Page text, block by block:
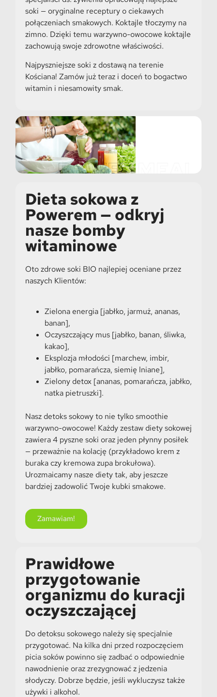
soki — oryginalne receptury o ciekawych
połączeniach smakowych. Koktajle tłoczymy na
zimno. Dzięki temu warzywno-owocowe koktajle
zachowują swoje zdrowotne właściwości.
Najpyszniejsze soki z dostawą na terenie
Kościana! Zamów już teraz i doceń to bogactwo
witamin i niesamowity smak.
Dieta sokowa z
Powerem — odkryj
nasze bomby
witaminowe
Oto zdrowe soki BIO najlepiej oceniane przez
naszych Klientów:
Zielona energia [jabłko, jarmuż, ananas,
banan],
Oczyszczający mus [jabłko, banan, śliwka,
kakao],
Eksplozja młodości [marchew, imbir,
jabłko, pomarańcza, siemię lniane],
Zielony detox [ananas, pomarańcza, jabłko,
natka pietruszki].
Nasz detoks sokowy to nie tylko smoothie
warzywno-owocowe! Każdy zestaw diety sokowej
zawiera 4 pyszne soki oraz jeden płynny posiłek
— przeważnie na kolację (przykładowo krem z
buraka czy kremowa zupa brokułowa).
Urozmaicamy nasze diety tak, aby jeszcze
bardziej zadowolić Twoje kubki smakowe.
Zamawiam!
Prawidłowe
przygotowanie
organizmu do kuracji
oczyszczającej
Do detoksu sokowego należy się specjalnie
przygotować. Na kilka dni przed rozpoczęciem
picia soków powinno się zadbać o odpowiednie
nawodnienie oraz zrezygnować z jedzenia
słodyczy. Dobrze będzie, jeśli wykluczysz także
używki i alkohol.